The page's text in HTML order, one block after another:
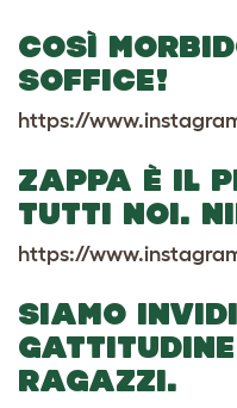
COSÌ
SOFFICE!
https://
ZAPPA È IL
TUTTI NOI.
https://
SIAMO
RAGAZZI.